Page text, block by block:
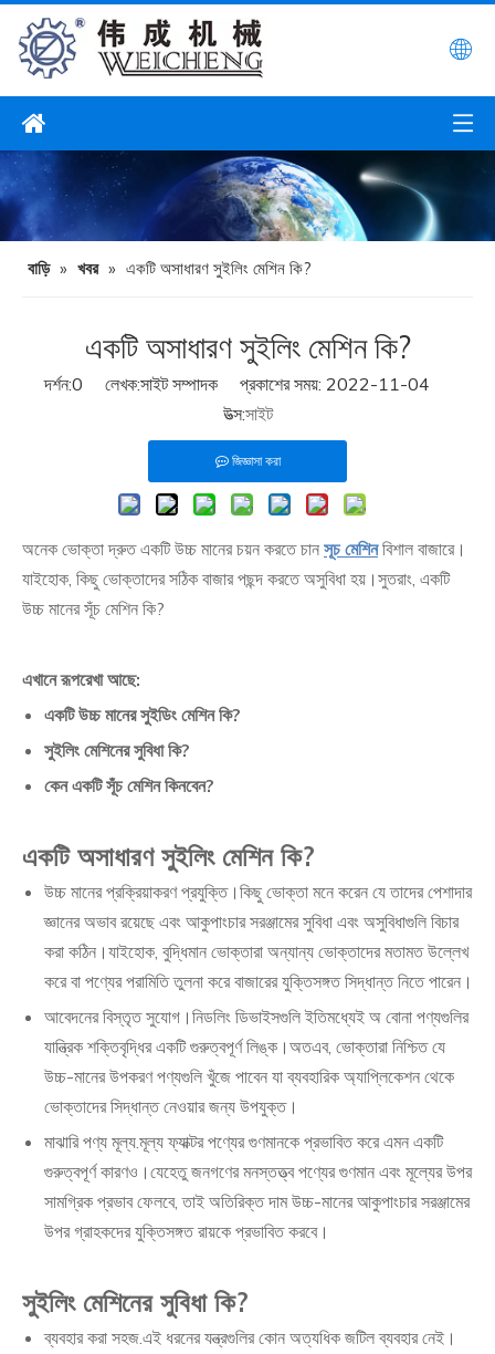
বাড়ি » খবর » একটি অসাধারণ সুইলিং মেশিন কি?
একটি অসাধারণ সুইলিং মেশিন কি?
দর্শন:0 লেখক:সাইট সম্পাদক প্রকাশের সময়: 2022-11-04
উত্স:সাইট
জিজ্ঞাসা করা
অনেক ভোক্তা দ্রুত একটি উচ্চ মানের চয়ন করতে চান সূচ মেশিনবিশাল বাজারে।
যাইহোক, কিছু ভোক্তাদের সঠিক বাজার পছন্দ করতে অসুবিধা হয়।সুতরাং, একটি
উচ্চ মানের সূঁচ মেশিন কি?
এখানে রূপরেখা আছে:
একটি উচ্চ মানের সুইডিং মেশিন কি?
সুইলিং মেশিনের সুবিধা কি?
কেন একটি সূঁচ মেশিন কিনবেন?
একটি অসাধারণ সুইলিং মেশিন কি?
উচ্চ মানের প্রক্রিয়াকরণ প্রযুক্তি।কিছু ভোক্তা মনে করেন যে তাদের পেশাদার
জ্ঞানের অভাব রয়েছে এবং আকুপাংচার সরঞ্জামের সুবিধা এবং অসুবিধাগুলি বিচার
করা কঠিন।যাইহোক, বুদ্ধিমান ভোক্তারা অন্যান্য ভোক্তাদের মতামত উল্লেখ
করে বা পণ্যের পরামিতি তুলনা করে বাজারের যুক্তিসঙ্গত সিদ্ধান্ত নিতে পারেন।
আবেদনের বিস্তৃত সুযোগ।নিডলিং ডিভাইসগুলি ইতিমধ্যেই অ বোনা পণ্যগুলির
যান্ত্রিক শক্তিবৃদ্ধির একটি গুরুত্বপূর্ণ লিঙ্ক।অতএব, ভোক্তারা নিশ্চিত যে
উচ্চ-মানের উপকরণ পণ্যগুলি খুঁজে পাবেন যা ব্যবহারিক অ্যাপ্লিকেশন থেকে
ভোক্তাদের সিদ্ধান্ত নেওয়ার জন্য উপযুক্ত।
মাঝারি পণ্য মূল্য.মূল্য ফ্যাক্টর পণ্যের গুণমানকে প্রভাবিত করে এমন একটি
গুরুত্বপূর্ণ কারণও।যেহেতু জনগণের মনস্তত্ত্ব পণ্যের গুণমান এবং মূল্যের উপর
সামগ্রিক প্রভাব ফেলবে, তাই অতিরিক্ত দাম উচ্চ-মানের আকুপাংচার সরঞ্জামের
উপর গ্রাহকদের যুক্তিসঙ্গত রায়কে প্রভাবিত করবে।
সুইলিং মেশিনের সুবিধা কি?
ব্যবহার করা সহজ.এই ধরনের যন্ত্রগুলির কোন অত্যধিক জটিল ব্যবহার নেই।